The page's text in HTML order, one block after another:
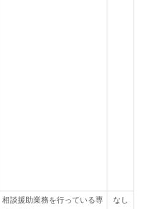
相談援助業務を行っている専
なし